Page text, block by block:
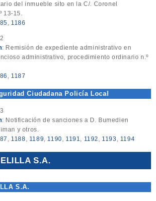
del inmueble sito en la C/. Coronel
13-15.
, 1186
: Remisión de expediente administrativo en
administrativo, procedimiento ordinario n.º
, 1187
Ciudadana Policía Local
: Notificación de sanciones a D. Bumedien
y otros.
, 1188, 1189, 1190, 1191, 1192 , 1193 , 1194
S.A.
S.A.